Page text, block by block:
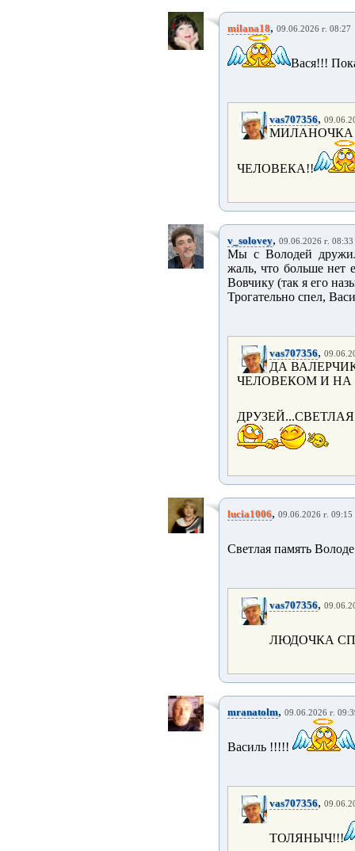
milana18, 09.06.2026 г. 08:27
Вася!!!
vas707356,
МИЛАНОЧКА
ЧЕЛОВЕКА!!
v_solovey, 09.06.2026 г. 08:33
Мы с Володей
жаль, что больше нет
Вовчику (так я его
Трогательно спел,
vas707356,
ДА
ЧЕЛОВЕКОМ И
lucia1006, 09.06.2026 г. 09:15
Светлая память
vas707356,
ЛЮДОЧКА
mranatolm, 09.06.2026 г.
Василь !!!!!
vas707356,
ТОЛЯНЫЧ!!!